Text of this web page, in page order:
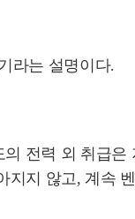
라는 설명이다.
전력 외 취급
지 않고, 계속